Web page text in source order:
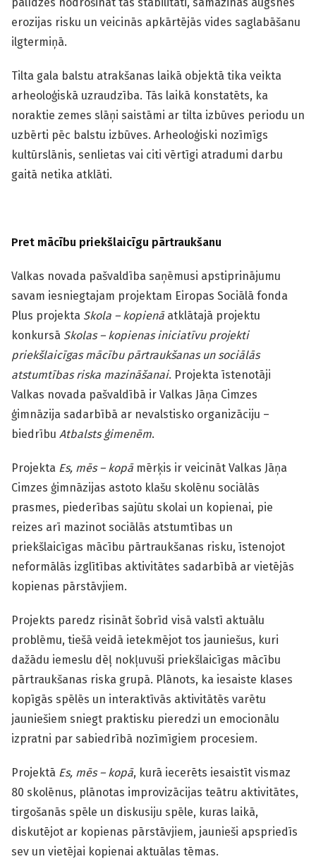
erozijas risku un veicinās apkārtējās vides saglabāšanu
ilgtermiņā.
Tilta gala balstu atrakšanas laikā objektā tika veikta
arheoloģiskā uzraudzība. Tās laikā konstatēts, ka
noraktie zemes slāņi saistāmi ar tilta izbūves periodu un
uzbērti pēc balstu izbūves. Arheoloģiski nozīmīgs
kultūrslānis, senlietas vai citi vērtīgi atradumi darbu
gaitā netika atklāti.
Pret mācību priekšlaicīgu pārtraukšanu
Valkas novada pašvaldība saņēmusi apstiprinājumu
savam iesniegtajam projektam Eiropas Sociālā fonda
Plus projekta Skola – kopienāatklātajā projektu
konkursā Skolas – kopienas iniciatīvu projekti
priekšlaicīgas mācību pārtraukšanas un sociālās
atstumtības riska mazināšanai. Projekta īstenotāji
Valkas novada pašvaldībā ir Valkas Jāņa Cimzes
ģimnāzija sadarbībā ar nevalstisko organizāciju –
biedrību Atbalsts ģimenēm.
Projekta Es, mēs – kopāmērķis ir veicināt Valkas Jāņa
Cimzes ģimnāzijas astoto klašu skolēnu sociālās
prasmes, piederības sajūtu skolai un kopienai, pie
reizes arī mazinot sociālās atstumtības un
priekšlaicīgas mācību pārtraukšanas risku, īstenojot
neformālās izglītības aktivitātes sadarbībā ar vietējās
kopienas pārstāvjiem.
Projekts paredz risināt šobrīd visā valstī aktuālu
problēmu, tiešā veidā ietekmējot tos jauniešus, kuri
dažādu iemeslu dēļ nokļuvuši priekšlaicīgas mācību
pārtraukšanas riska grupā. Plānots, ka iesaiste klases
kopīgās spēlēs un interaktīvās aktivitātēs varētu
jauniešiem sniegt praktisku pieredzi un emocionālu
izpratni par sabiedrībā nozīmīgiem procesiem.
Projektā Es, mēs – kopā, kurā iecerēts iesaistīt vismaz
80 skolēnus, plānotas improvizācijas teātru aktivitātes,
tirgošanās spēle un diskusiju spēle, kuras laikā,
diskutējot ar kopienas pārstāvjiem, jaunieši apspriedīs
sev un vietējai kopienai aktuālas tēmas.